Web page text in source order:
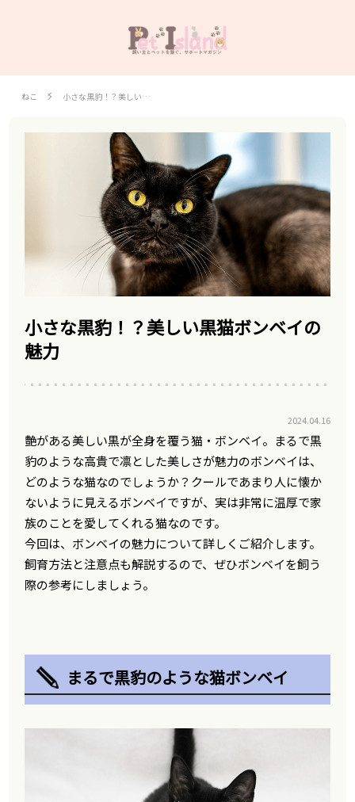
ねこ 小さな黒豹！？美しい…
小さな黒豹！？美しい黒猫ボンベイの
魅力
2024.04.16
艶がある美しい黒が全身を覆う猫・ボンベイ。まるで黒
豹のような高貴で凛とした美しさが魅力のボンベイは、
どのような猫なのでしょうか？クールであまり人に懐か
ないように見えるボンベイですが、実は非常に温厚で家
族のことを愛してくれる猫なのです。
今回は、ボンベイの魅力について詳しくご紹介します。
飼育方法と注意点も解説するので、ぜひボンベイを飼う
際の参考にしましょう。
まるで黒豹のような猫ボンベイ